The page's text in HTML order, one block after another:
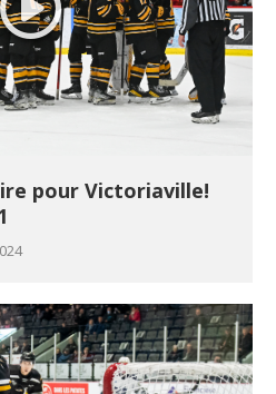
pour Victoriaville!